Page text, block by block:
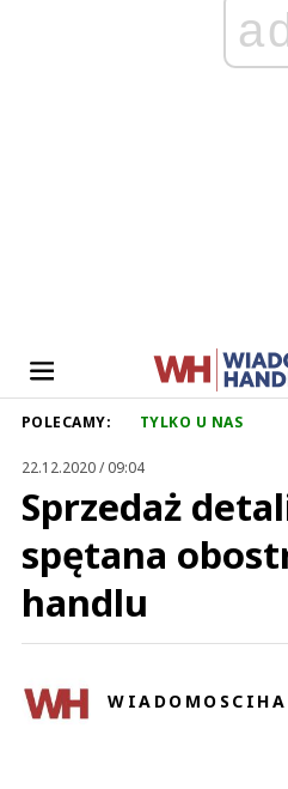
POLECAMY: TYLKO U NAS
22.12.2020 / 09:04
Sprzedaż
spętana
handlu